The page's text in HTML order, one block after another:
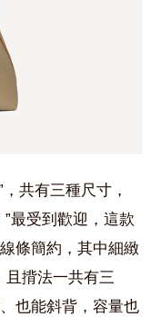
共有三種尺寸，
”最受到歡迎，這款
條簡約，其中細緻
且揹法一共有三
也能斜背，容量也